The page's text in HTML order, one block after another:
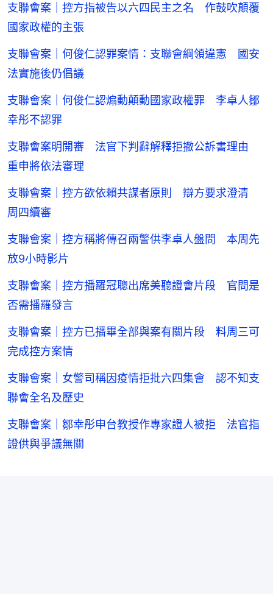
支聯會案｜控方指被告以六四民主之名 作鼓吹顛覆
國家政權的主張
支聯會案｜何俊仁認罪案情：支聯會綱領違憲 國安
法實施後仍倡議
支聯會案｜何俊仁認煽動顛動國家政權罪 李卓人鄒
幸彤不認罪
支聯會案明開審 法官下判辭解釋拒撤公訴書理由
重申將依法審理
支聯會案｜控方欲依賴共謀者原則 辯方要求澄清
周四續審
支聯會案｜控方稱將傳召兩警供李卓人盤問 本周先
放9小時影片
支聯會案｜控方播羅冠聰出席美聽證會片段 官問是
否需播羅發言
支聯會案｜控方已播畢全部與案有關片段 料周三可
完成控方案情
支聯會案｜女警司稱因疫情拒批六四集會 認不知支
聯會全名及歷史
支聯會案｜鄒幸彤申台教授作專家證人被拒 法官指
證供與爭議無關